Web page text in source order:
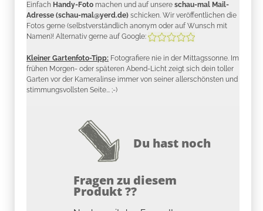
Einfach Handy-Foto machen und auf unsere schau-mal Mail-
Adresse (schau-mal@yerd.de) schicken. Wir veröffentlichen die
Fotos gerne (selbstverständlich anonym oder auf Wunsch mit
Namen)! Alternativ gerne auf Google:
Kleiner Gartenfoto-Tipp: Fotografiere nie in der Mittagssonne. Im
frühen Morgen- oder späteren Abend-Licht zeigt sich dein toller
Garten vor der Kameralinse immer von seiner allerschönsten und
stimmungsvollsten Seite... ;-)
Du hast noch
Fragen zu diesem
Produkt ??